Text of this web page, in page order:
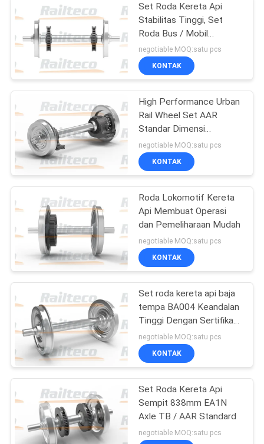
SEMUA
KASUS
SITEMAP
PRIVACY
POLICY
Set Roda Kereta Api
Stabilitas Tinggi, Set
Roda Bus / Mobil
Penumpang
negotiable MOQ:satu pcs
KONTAK
High Performance Urban
Rail Wheel Set AAR
Standar Dimensi
Disesuaikan
negotiable MOQ:satu pcs
KONTAK
Roda Lokomotif Kereta
Api Membuat Operasi
dan Pemeliharaan Mudah
negotiable MOQ:satu pcs
KONTAK
Set roda kereta api baja
tempa BA004 Keandalan
Tinggi Dengan Sertifikasi
TSI
negotiable MOQ:satu pcs
KONTAK
Set Roda Kereta Api
Sempit 838mm EA1N
Axle TB / AAR Standard
negotiable MOQ:satu pcs